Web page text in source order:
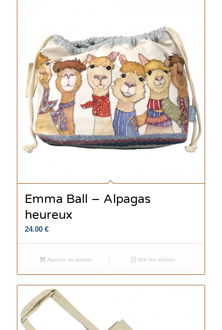
Emma Ball – Alpagas
heureux
24.00 €
Ajouter au panier Voir les détails